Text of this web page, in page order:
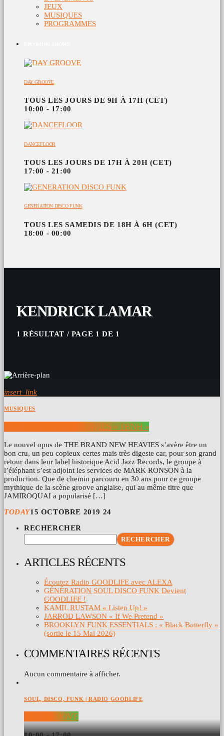
JEUX
MUSIQUES
PROGRAMMES
DAY GROOVE
TOUS LES JOURS DE 9H À 17H (CET)
10:00 - 17:00
DANCEFLOOR
TOUS LES JOURS DE 17H À 20H (CET)
17:00 - 21:00
GENERATION DISCO FUNK
TOUS LES SAMEDIS DE 18H À 6H (CET)
18:00 - 00:00
KENDRICK LAMAR
1 RÉSULTAT / PAGE 1 DE 1
insert_link
MUSIQUES
THE BRAND NEW HEAVIES « TBNH »
Le nouvel opus de THE BRAND NEW HEAVIES s’avère être un
bon cru, un peu copieux certes mais très digeste car, pour son grand
retour dans leur label historique Acid Jazz Records, le groupe à
l’éléphant s’est adjoint les services de MARK RONSON à la
production. Que de chemin parcouru en 30 ans pour ce groupe
mythique de la scène groove anglaise, qui au même titre que
JAMIROQUAI a popularisé […]
TODAY15 OCTOBRE 2019 24
RECHERCHER
RECHERCHER
ARTICLES RÉCENTS
Écoutez Radio GOODLIFE avec ALEXA
GÉNÉRATION SOUL DISCO FUNK Devient
GOODLIFE !
KAMIL RUSTAM « Listen Up! »
JARROD LAWSON « If We Pretend »
BROOKLYN FUNK ESSENTIALS : « Black Butterfly »
(sortie le 15 Mai 2026)
COMMENTAIRES RÉCENTS
Aucun commentaire à afficher.
SOUL, DISCO, FUNK | RADIO GOODLIFE
DAY GROOVE